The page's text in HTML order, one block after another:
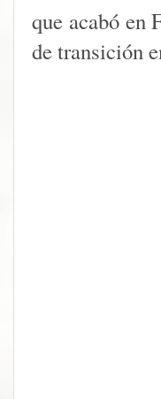
que acabó en
de transición